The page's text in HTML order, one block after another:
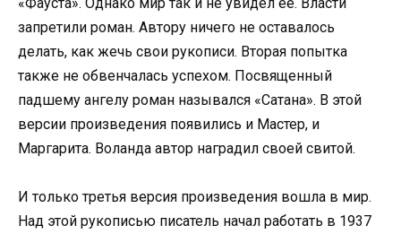
запретили роман. Автору ничего не оставалось
делать, как жечь свои рукописи. Вторая попытка
также не обвенчалась успехом. Посвященный
падшему ангелу роман назывался «Сатана». В этой
версии произведения появились и Мастер, и
Маргарита. Воланда автор наградил своей свитой.
И только третья версия произведения вошла в мир.
Над этой рукописью писатель начал работать в 1937